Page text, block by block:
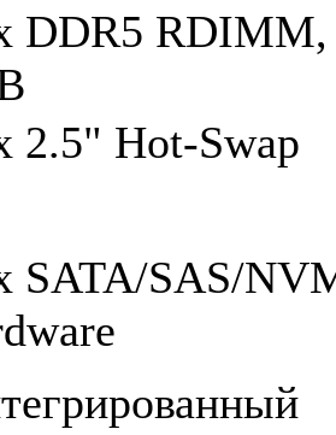
DDR5 RDIMM,
2.5" Hot-Swap
SATA/SAS/